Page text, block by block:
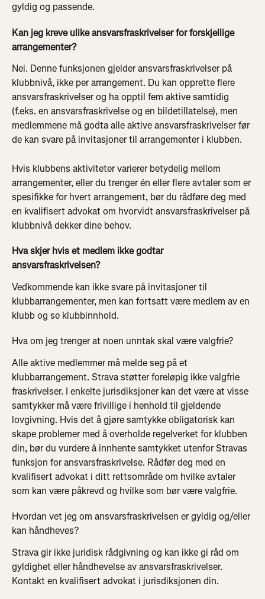
gyldig og passende.
Kan jeg kreve ulike ansvarsfraskrivelser for forskjellige
arrangementer?
Nei. Denne funksjonen gjelder ansvarsfraskrivelser på
klubbnivå, ikke per arrangement. Du kan opprette flere
ansvarsfraskrivelser og ha opptil fem aktive samtidig
(f.eks. en ansvarsfraskrivelse og en bildetillatelse), men
medlemmene må godta alle aktive ansvarsfraskrivelser før
de kan svare på invitasjoner til arrangementer i klubben.
Hvis klubbens aktiviteter varierer betydelig mellom
arrangementer, eller du trenger én eller flere avtaler som er
spesifikke for hvert arrangement, bør du rådføre deg med
en kvalifisert advokat om hvorvidt ansvarsfraskrivelser på
klubbnivå dekker dine behov.
Hva skjer hvis et medlem ikke godtar
ansvarsfraskrivelsen?
Vedkommende kan ikke svare på invitasjoner til
klubbarrangementer, men kan fortsatt være medlem av en
klubb og se klubbinnhold.
Hva om jeg trenger at noen unntak skal være valgfrie?
Alle aktive medlemmer må melde seg på et
klubbarrangement. Strava støtter foreløpig ikke valgfrie
fraskrivelser. I enkelte jurisdiksjoner kan det være at visse
samtykker må være frivillige i henhold til gjeldende
lovgivning. Hvis det å gjøre samtykke obligatorisk kan
skape problemer med å overholde regelverket for klubben
din, bør du vurdere å innhente samtykket utenfor Stravas
funksjon for ansvarsfraskrivelse. Rådfør deg med en
kvalifisert advokat i ditt rettsområde om hvilke avtaler
som kan være påkrevd og hvilke som bør være valgfrie.
Hvordan vet jeg om ansvarsfraskrivelsen er gyldig og/eller
kan håndheves?
Strava gir ikke juridisk rådgivning og kan ikke gi råd om
gyldighet eller håndhevelse av ansvarsfraskrivelser.
Kontakt en kvalifisert advokat i jurisdiksjonen din.